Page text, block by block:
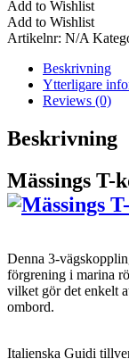
från
Guidi
mängd
Add to Wishlist
Add to Wishlist
Artikelnr: N/A
Beskrivning
Ytterligare
Reviews (0)
Beskrivning
Mässings T-
Denna 3-
förgrening i marina
vilket gör det enkelt
ombord.
Italienska Guidi